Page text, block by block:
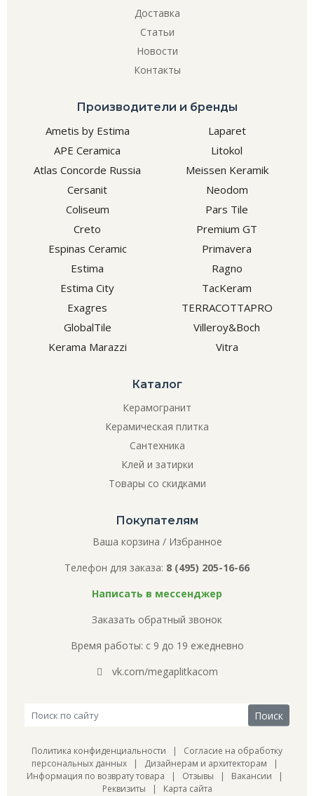
Доставка
Статьи
Новости
Контакты
Производители и бренды
Ametis by Estima
APE Ceramica
Atlas Concorde Russia
Cersanit
Coliseum
Creto
Espinas Ceramic
Estima
Estima City
Exagres
GlobalTile
Kerama Marazzi
Laparet
Litokol
Meissen Keramik
Neodom
Pars Tile
Premium GT
Primavera
Ragno
TacKeram
TERRACOTTAPRO
Villeroy&Boch
Vitra
Каталог
Керамогранит
Керамическая плитка
Сантехника
Клей и затирки
Товары со скидками
Покупателям
Ваша корзина / Избранное
Телефон для заказа: 8 (495) 205-16-66
Написать в мессенджер
Заказать обратный звонок
Время работы: с 9 до 19 ежедневно
vk.com/megaplitkacom
Политика конфиденциальности | Согласие на обработку
персональных данных | Дизайнерам и архитекторам |
Информация по возврату товара | Отзывы | Вакансии |
Реквизиты | Карта сайта